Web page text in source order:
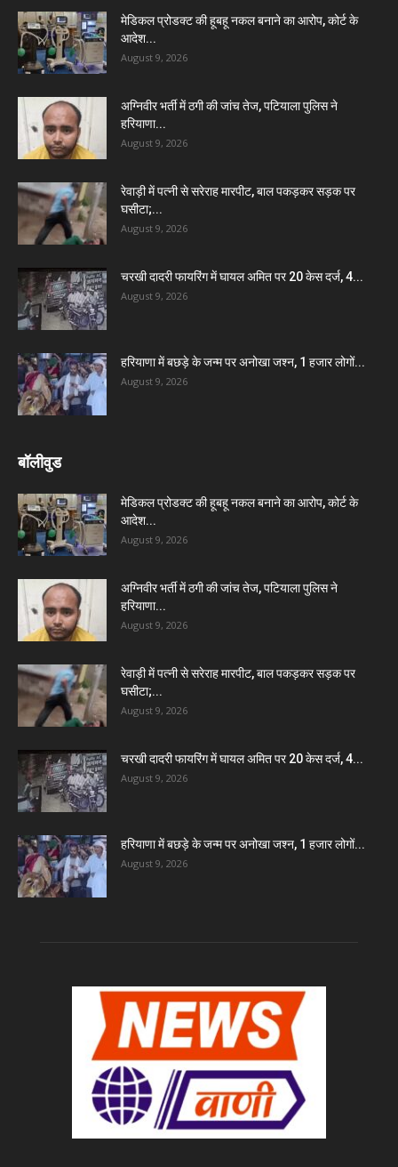
मेडिकल प्रोडक्ट की हूबहू नकल बनाने का आरोप, कोर्ट के
आदेश...
August 9, 2026
अग्निवीर भर्ती में ठगी की जांच तेज, पटियाला पुलिस ने
हरियाणा...
August 9, 2026
रेवाड़ी में पत्नी से सरेराह मारपीट, बाल पकड़कर सड़क पर
घसीटा;...
August 9, 2026
चरखी दादरी फायरिंग में घायल अमित पर 20 केस दर्ज, 4...
August 9, 2026
हरियाणा में बछड़े के जन्म पर अनोखा जश्न, 1 हजार लोगों...
August 9, 2026
बॉलीवुड
मेडिकल प्रोडक्ट की हूबहू नकल बनाने का आरोप, कोर्ट के
आदेश...
August 9, 2026
अग्निवीर भर्ती में ठगी की जांच तेज, पटियाला पुलिस ने
हरियाणा...
August 9, 2026
रेवाड़ी में पत्नी से सरेराह मारपीट, बाल पकड़कर सड़क पर
घसीटा;...
August 9, 2026
चरखी दादरी फायरिंग में घायल अमित पर 20 केस दर्ज, 4...
August 9, 2026
हरियाणा में बछड़े के जन्म पर अनोखा जश्न, 1 हजार लोगों...
August 9, 2026